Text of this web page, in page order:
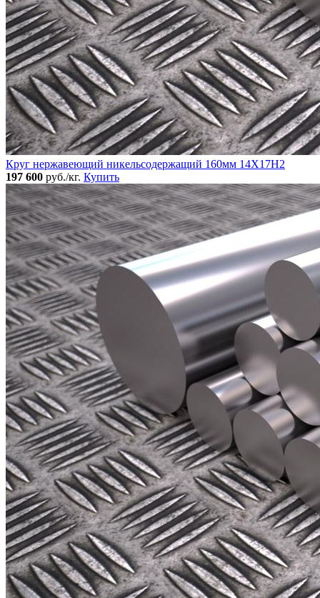
Круг нержавеющий никельсодержащий 160мм 14Х17Н2
197 600 руб./кг. Купить